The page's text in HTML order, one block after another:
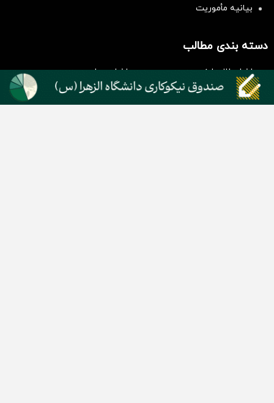
بیانیه مأموریت
دسته بندی مطالب
اخبار طلا و ارز
اخبار سیاسی
اخبار بورس
اخبار مسکن
اخبار خودرو
اخبار تکنولوژی